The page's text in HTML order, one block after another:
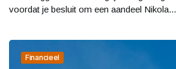
voordat je besluit om een aandeel Nikola...
Financieel